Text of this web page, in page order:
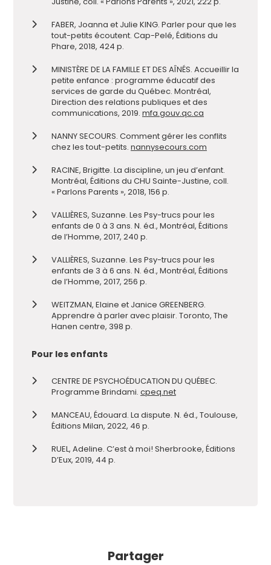
FABER, Joanna et Julie KING. Parler pour que les
tout-petits écoutent. Cap-Pelé, Éditions du
Phare, 2018, 424 p.
MINISTÈRE DE LA FAMILLE ET DES AÎNÉS. Accueillir la
petite enfance : programme éducatif des
services de garde du Québec. Montréal,
Direction des relations publiques et des
communications, 2019. mfa.gouv.qc.ca
NANNY SECOURS. Comment gérer les conflits
chez les tout-petits. nannysecours.com
RACINE, Brigitte. La discipline, un jeu d’enfant.
Montréal, Éditions du CHU Sainte-Justine, coll.
« Parlons Parents », 2018, 156 p.
VALLIÈRES, Suzanne. Les Psy-trucs pour les
enfants de 0 à 3 ans. N. éd., Montréal, Éditions
de l’Homme, 2017, 240 p.
VALLIÈRES, Suzanne. Les Psy-trucs pour les
enfants de 3 à 6 ans. N. éd., Montréal, Éditions
de l’Homme, 2017, 256 p.
WEITZMAN, Elaine et Janice GREENBERG.
Apprendre à parler avec plaisir. Toronto, The
Hanen centre, 398 p.
Pour les enfants
CENTRE DE PSYCHOÉDUCATION DU QUÉBEC.
Programme Brindami. cpeq.net
MANCEAU, Édouard. La dispute. N. éd., Toulouse,
Éditions Milan, 2022, 46 p.
RUEL, Adeline. C’est à moi! Sherbrooke, Éditions
D’Eux, 2019, 44 p.
Partager